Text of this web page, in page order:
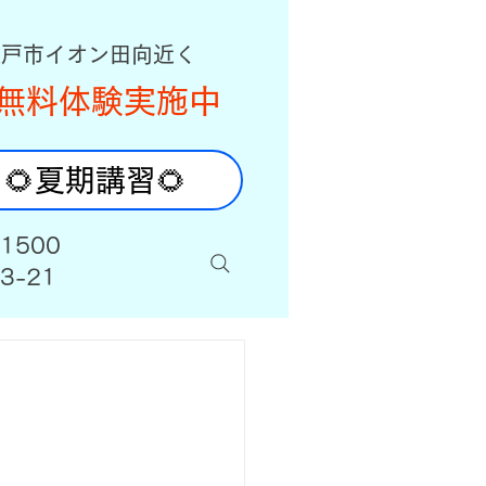
市イオン田向近く
料体験実施中
🌻夏期講習🌻
21